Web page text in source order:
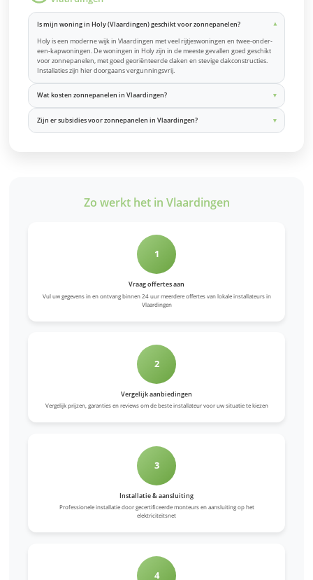
Is mijn woning in Holy (Vlaardingen) geschikt voor zonnepanelen?
Holy is een moderne wijk in Vlaardingen met veel rijtjeswoningen en twee-onder-
een-kapwoningen. De woningen in Holy zijn in de meeste gevallen goed geschikt
voor zonnepanelen, met goed georiënteerde daken en stevige dakconstructies.
Installaties zijn hier doorgaans vergunningsvrij.
Wat kosten zonnepanelen in Vlaardingen?
Zijn er subsidies voor zonnepanelen in Vlaardingen?
Zo werkt het in Vlaardingen
1
Vraag offertes aan
Vul uw gegevens in en ontvang binnen 24 uur meerdere offertes van lokale installateurs in
Vlaardingen
2
Vergelijk aanbiedingen
Vergelijk prijzen, garanties en reviews om de beste installateur voor uw situatie te kiezen
3
Installatie & aansluiting
Professionele installatie door gecertificeerde monteurs en aansluiting op het
elektriciteitsnet
4